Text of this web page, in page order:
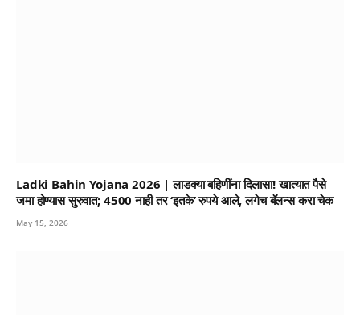
Ladki Bahin Yojana 2026 | लाडक्या बहिणींना दिलासा! खात्यात पैसे
जमा होण्यास सुरुवात; 4500 नाही तर ‘इतके’ रुपये आले, लगेच बॅलन्स करा चेक
May 15, 2026